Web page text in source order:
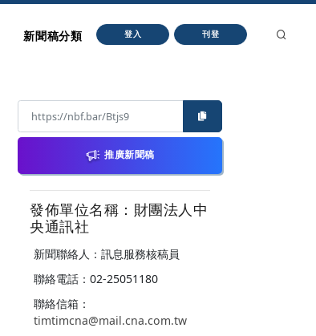
新聞稿分類 登入 刊登
推廣新聞稿
發佈單位名稱：財團法人中
央通訊社
新聞聯絡人：訊息服務核稿員
聯絡電話：02-25051180
聯絡信箱：
timtimcna@mail.cna.com.tw